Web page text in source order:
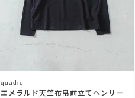
quadro
エメラルド天竺布帛前立てヘンリー